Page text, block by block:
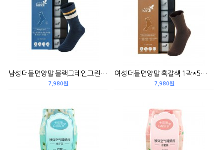
남성더블면양말 블랙그레인그린 1곽*5컬레 男士双针棉袜黑灰青
7,980원
여성더블면양말 흑갈색 1곽*5컬레 女士双针棉袜黑褐色
7,980원